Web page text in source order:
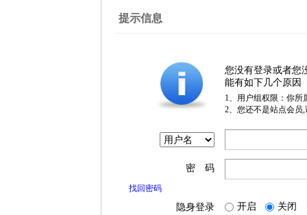
提示信息
您没有登录或者您
能有如下几个原因
1、用户组权限：你所
2、您还不是站点会员
密 码
找回密码
隐身登录 开启 关闭